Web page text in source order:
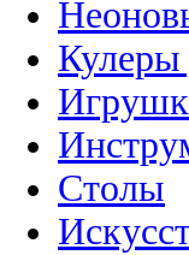
Кулеры
Столы